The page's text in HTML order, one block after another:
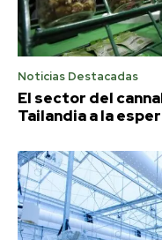
Noticias Destacadas
El sector del
Tailandia a la